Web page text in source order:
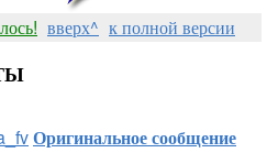
вверх^ к полной версии
Оригинальное сообщение